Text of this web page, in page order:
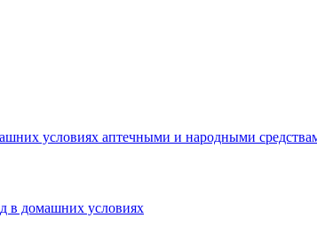
условиях аптечными и народными
в домашних условиях